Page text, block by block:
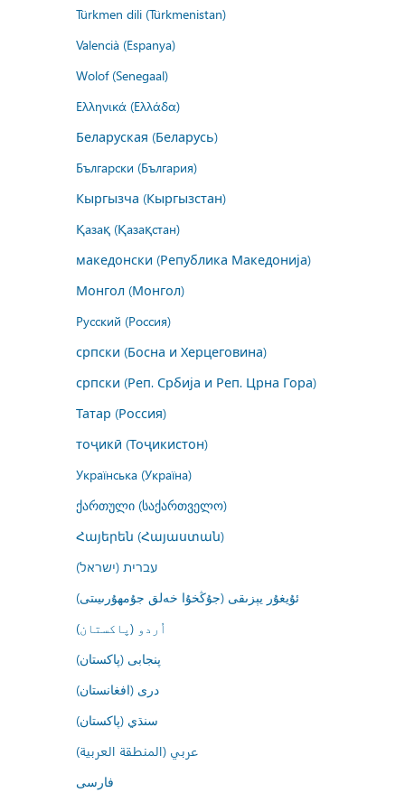
Türkmen dili (Türkmenistan)
Valencià (Espanya)
Wolof (Senegaal)
Ελληνικά (Ελλάδα)
Беларуская (Беларусь)
Български (България)
Кыргызча (Кыргызстан)
Қазақ (Қазақстан)
македонски (Република Македонија)
Монгол (Монгол)
Русский (Россия)
српски (Босна и Херцеговина)
српски (Реп. Србија и Реп. Црна Гора)
Татар (Россия)
тоҷикӣ (Тоҷикистон)
Українська (Україна)
ქართული (საქართველო)
Հայերեն (Հայաստան)
עברית (ישראל)
ئۇيغۇر يېزىقى (جۇڭخۇا خەلق جۇمھۇرىيىتى)
اُردو (پاکستان)
پنجابی (پاکستان)
درى (افغانستان)
سنڌي (پاکستان)
عربي (المنطقة العربية)
فارسى